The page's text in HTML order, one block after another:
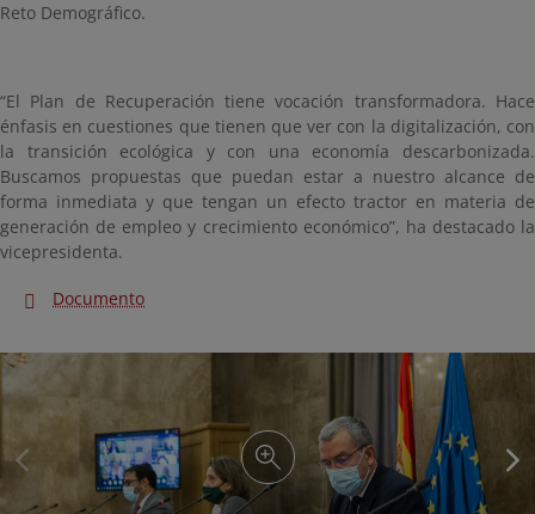
Reto Demográfico.
“El Plan de Recuperación tiene vocación transformadora. Hace
énfasis en cuestiones que tienen que ver con la digitalización, con
la transición ecológica y con una economía descarbonizada.
Buscamos propuestas que puedan estar a nuestro alcance de
forma inmediata y que tengan un efecto tractor en materia de
generación de empleo y crecimiento económico”, ha destacado la
vicepresidenta.
Documento